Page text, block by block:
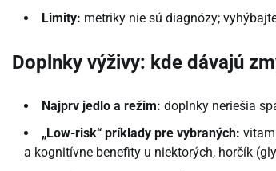
Limity: metriky nie sú diagnózy;
Doplnky výživy: kde dávajú
Najprv jedlo a režim: doplnky neriešia
„Low-risk“ príklady pre vybraných:
a kognitívne benefity u niektorých, horčík